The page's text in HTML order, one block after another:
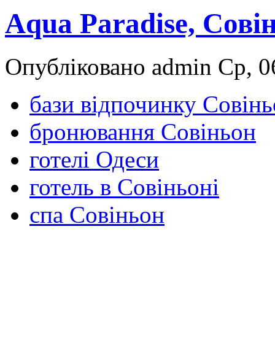
Aqua Paradise,
Опубліковано admin Ср,
бази відпочинку
бронювання Совіньон
готелі Одеси
готель в Совіньоні
спа Совіньон